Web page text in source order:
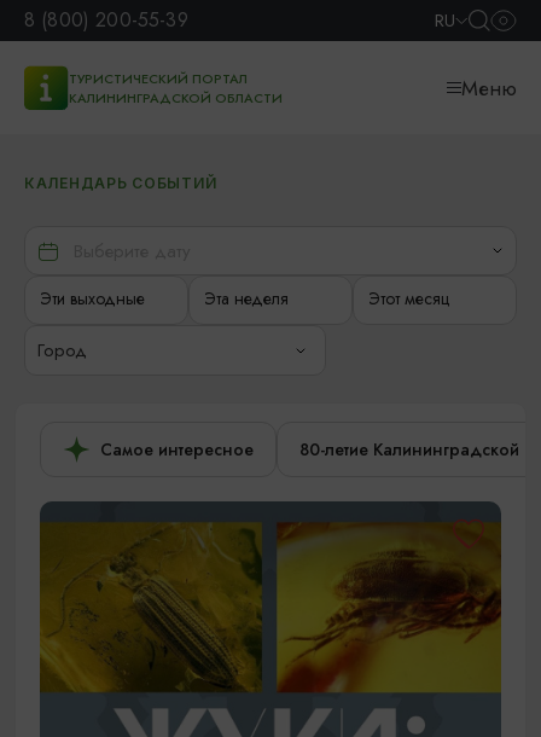
8 (800) 200-55-39 RU
ТУРИСТИЧЕСКИЙ ПОРТАЛ
КАЛИНИНГРАДСКОЙ ОБЛАСТИ
Меню
КАЛЕНДАРЬ СОБЫТИЙ
Эти выходные Эта неделя Этот месяц
Город
Самое интересное 80-летие Калининградской